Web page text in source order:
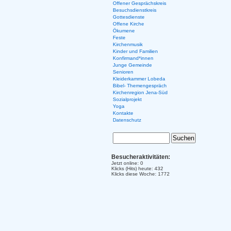
Offener Gesprächskreis
Besuchsdienstkreis
Gottesdienste
Offene Kirche
Ökumene
Feste
Kirchenmusik
Kinder und Familien
Konfirmand*innen
Junge Gemeinde
Senioren
Kleiderkammer Lobeda
Bibel- Themengespräch
Kirchenregion Jena-Süd
Sozialprojekt
Yoga
Kontakte
Datenschutz
Besucheraktivitäten:
Jetzt online: 0
Klicks (Hits) heute: 432
Klicks diese Woche: 1772